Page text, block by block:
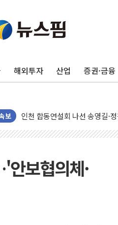
해외투자 산업 증권·금융
보
울진·영덕 '호우특보'-포항 '산
[종합] 김민석, 정청래에
김민석, 2주차 제주·인천 경선
인사하는 김민석 당대표 후보
[속보] 민주, 인천 경선 결과 발
[속보] 민주, 제주 경선 결과 발
美, 이란전 출구전략 만지작…
강릉·동해·삼척 시간당 최대
보협의체·